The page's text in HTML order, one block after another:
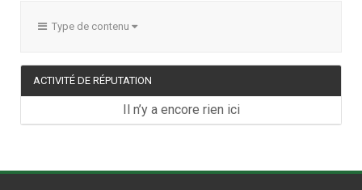
Type de contenu
ACTIVITÉ DE RÉPUTATION
Il n’y a encore rien ici